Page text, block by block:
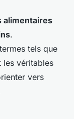
alimentaires
.
tels que
les véritables
vers